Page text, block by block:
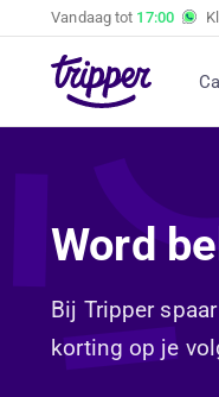
Vandaag tot 17:00
Word
Bij Tripper
korting op je